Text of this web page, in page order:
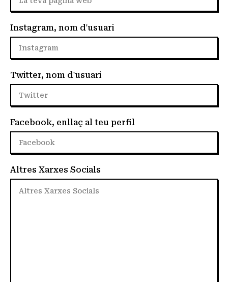
Instagram, nom d'usuari
Twitter, nom d'usuari
Facebook, enllaç al teu perfil
Altres Xarxes Socials